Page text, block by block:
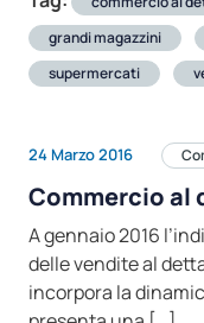
grandi magazzini
supermercati
24 Marzo 2016
Commercio al
A gennaio 2016
delle vendite al
incorpora la